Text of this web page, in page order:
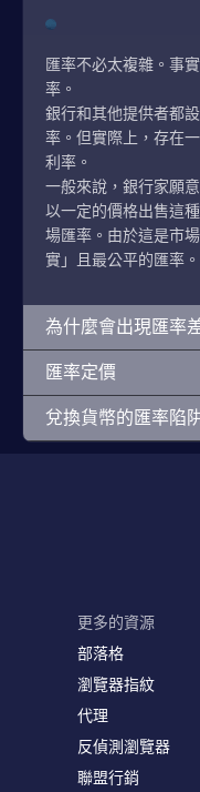
匯率不必太複雜。事
率。
銀行和其他提供者都
率。但實際上，存在
利率。
一般來說，銀行家願
以一定的價格出售這
場匯率。由於這是市
實」且最公平的匯率。
為什麼會出現匯率
匯率定價
兌換貨幣的匯率陷
更多的資源
部落格
瀏覽器指紋
代理
反偵測瀏覽器
聯盟行銷